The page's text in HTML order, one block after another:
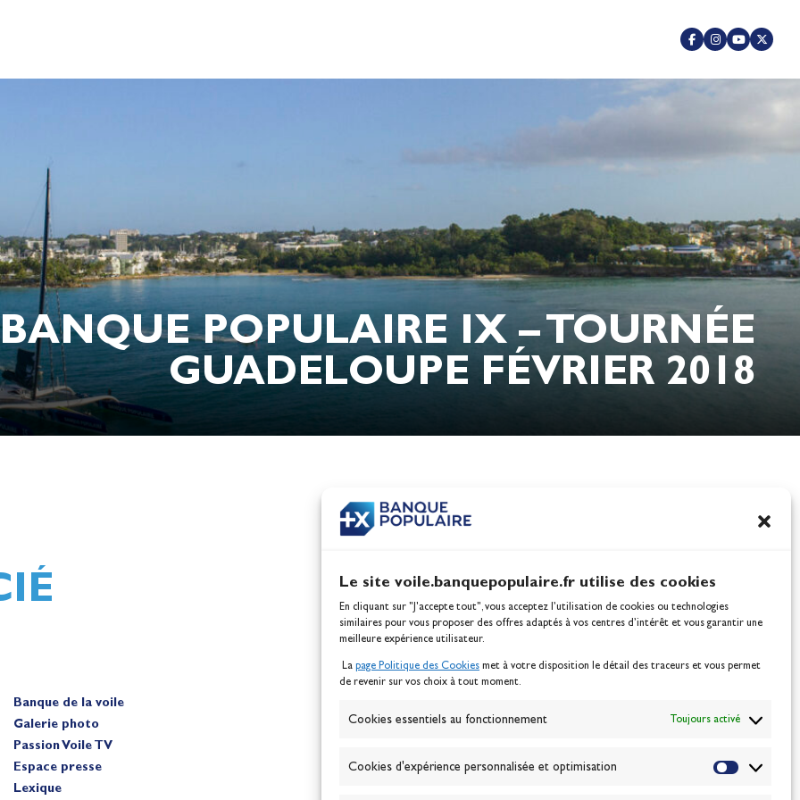
Le site voile.banquepopulaire.fr utilise des cookies
En cliquant sur "J'accepte tout", vous acceptez l’utilisation de cookies ou technologies
similaires pour vous proposer des offres adaptés à vos centres d’intérêt et vous garantir une
meilleure expérience utilisateur.
La page Politique des Cookies met à votre disposition le détail des traceurs et vous permet
de revenir sur vos choix à tout moment.
Cookies essentiels au fonctionnement Toujours activé
Cookies d'expérience personnalisée et optimisation
POPULAIRE IX – TOURNÉE
GUADELOUPE FÉVRIER 2018
Berthomieu, vice-championnes
100% Glisse - Écoles
Banque de la voile
Galerie photo
Passion Voile TV
Espace presse
Lexique
ABONNEZ-VOUS